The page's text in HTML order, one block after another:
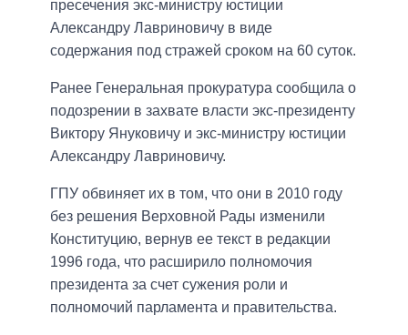
пресечения экс-министру юстиции
Александру Лавриновичу в виде
содержания под стражей сроком на 60 суток.
Ранее Генеральная прокуратура сообщила о
подозрении в захвате власти экс-президенту
Виктору Януковичу и экс-министру юстиции
Александру Лавриновичу.
ГПУ обвиняет их в том, что они в 2010 году
без решения Верховной Рады изменили
Конституцию, вернув ее текст в редакции
1996 года, что расширило полномочия
президента за счет сужения роли и
полномочий парламента и правительства.